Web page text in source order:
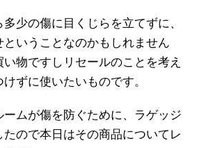
少の傷に目くじらを立てずに、
ということなのかもしれません
物ですしリセールのことを考え
ずに使いたいものです。
ムが傷を防ぐために、ラゲッジ
ので本日はその商品についてレ